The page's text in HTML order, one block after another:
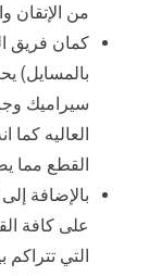
من الإتقان
كمان فريق
بالمسايل)
سيراميك
العاليه كما
القطع مما
بالإضافة
على كافة
التي